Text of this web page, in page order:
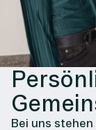
Bei uns